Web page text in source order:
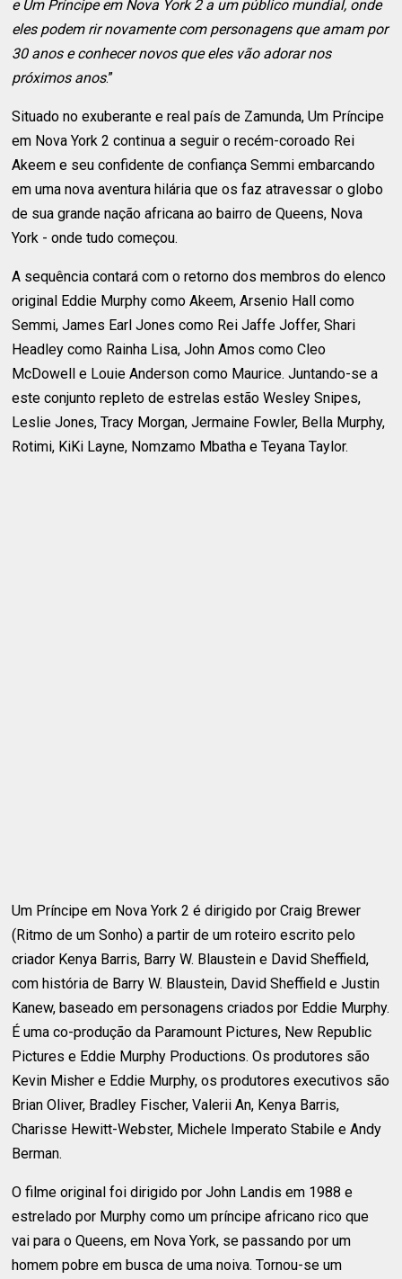
e Um Príncipe em Nova York 2 a um público mundial, onde
eles podem rir novamente com personagens que amam por
30 anos e conhecer novos que eles vão adorar nos
próximos anos.”
Situado no exuberante e real país de Zamunda, Um Príncipe
em Nova York 2 continua a seguir o recém-coroado Rei
Akeem e seu confidente de confiança Semmi embarcando
em uma nova aventura hilária que os faz atravessar o globo
de sua grande nação africana ao bairro de Queens, Nova
York - onde tudo começou.
A sequência contará com o retorno dos membros do elenco
original Eddie Murphy como Akeem, Arsenio Hall como
Semmi, James Earl Jones como Rei Jaffe Joffer, Shari
Headley como Rainha Lisa, John Amos como Cleo
McDowell e Louie Anderson como Maurice. Juntando-se a
este conjunto repleto de estrelas estão Wesley Snipes,
Leslie Jones, Tracy Morgan, Jermaine Fowler, Bella Murphy,
Rotimi, KiKi Layne, Nomzamo Mbatha e Teyana Taylor.
Um Príncipe em Nova York 2 é dirigido por Craig Brewer
(Ritmo de um Sonho) a partir de um roteiro escrito pelo
criador Kenya Barris, Barry W. Blaustein e David Sheffield,
com história de Barry W. Blaustein, David Sheffield e Justin
Kanew, baseado em personagens criados por Eddie Murphy.
É uma co-produção da Paramount Pictures, New Republic
Pictures e Eddie Murphy Productions. Os produtores são
Kevin Misher e Eddie Murphy, os produtores executivos são
Brian Oliver, Bradley Fischer, Valerii An, Kenya Barris,
Charisse Hewitt-Webster, Michele Imperato Stabile e Andy
Berman.
O filme original foi dirigido por John Landis em 1988 e
estrelado por Murphy como um príncipe africano rico que
vai para o Queens, em Nova York, se passando por um
homem pobre em busca de uma noiva. Tornou-se um